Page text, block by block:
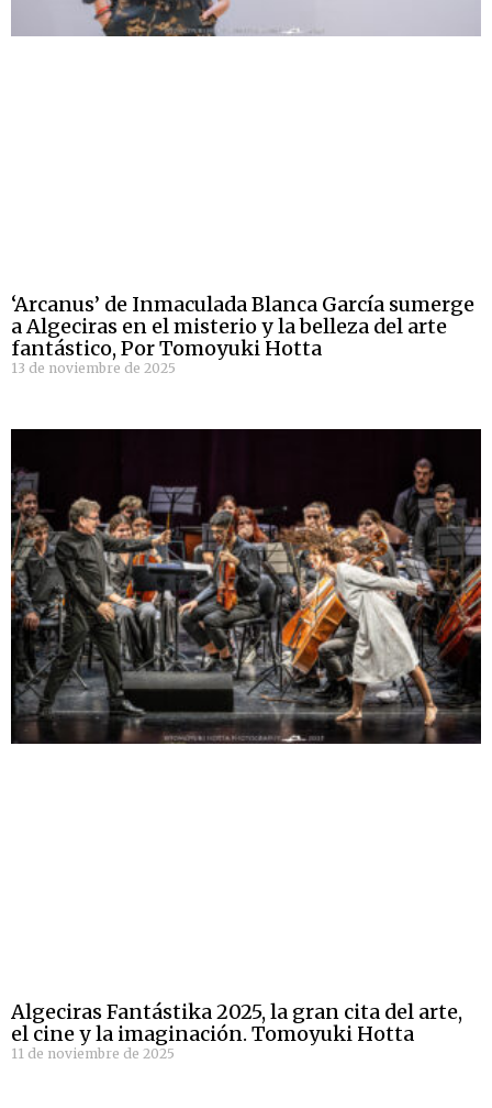
‘Arcanus’ de Inmaculada Blanca García sumerge
a Algeciras en el misterio y la belleza del arte
fantástico, Por Tomoyuki Hotta
13 de noviembre de 2025
Algeciras Fantástika 2025, la gran cita del arte,
el cine y la imaginación. Tomoyuki Hotta
11 de noviembre de 2025